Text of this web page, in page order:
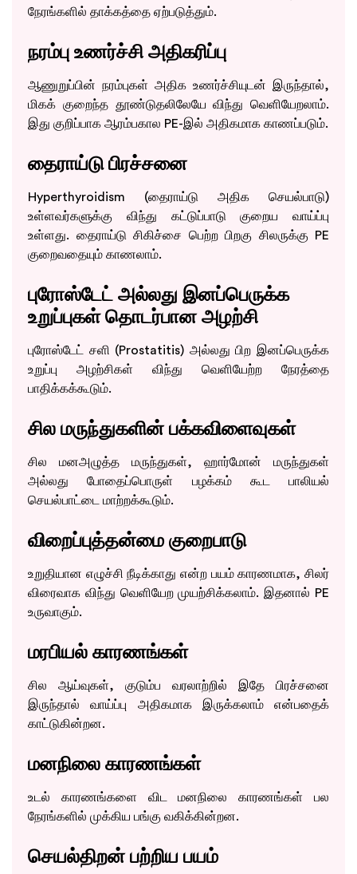
நேரங்களில் தாக்கத்தை ஏற்படுத்தும்.
நரம்பு உணர்ச்சி அதிகரிப்பு
ஆணுறுப்பின் நரம்புகள் அதிக உணர்ச்சியுடன் இருந்தால்,
மிகக் குறைந்த தூண்டுதலிலேயே விந்து வெளியேறலாம்.
இது குறிப்பாக ஆரம்பகால PE-இல் அதிகமாக காணப்படும்.
தைராய்டு பிரச்சனை
Hyperthyroidism (தைராய்டு அதிக செயல்பாடு)
உள்ளவர்களுக்கு விந்து கட்டுப்பாடு குறைய வாய்ப்பு
உள்ளது. தைராய்டு சிகிச்சை பெற்ற பிறகு சிலருக்கு PE
குறைவதையும் காணலாம்.
புரோஸ்டேட் அல்லது இனப்பெருக்க
உறுப்புகள் தொடர்பான அழற்சி
புரோஸ்டேட் சளி (Prostatitis) அல்லது பிற இனப்பெருக்க
உறுப்பு அழற்சிகள் விந்து வெளியேற்ற நேரத்தை
பாதிக்கக்கூடும்.
சில மருந்துகளின் பக்கவிளைவுகள்
சில மனஅழுத்த மருந்துகள், ஹார்மோன் மருந்துகள்
அல்லது போதைப்பொருள் பழக்கம் கூட பாலியல்
செயல்பாட்டை மாற்றக்கூடும்.
விறைப்புத்தன்மை குறைபாடு
உறுதியான எழுச்சி நீடிக்காது என்ற பயம் காரணமாக, சிலர்
விரைவாக விந்து வெளியேற முயற்சிக்கலாம். இதனால் PE
உருவாகும்.
மரபியல் காரணங்கள்
சில ஆய்வுகள், குடும்ப வரலாற்றில் இதே பிரச்சனை
இருந்தால் வாய்ப்பு அதிகமாக இருக்கலாம் என்பதைக்
காட்டுகின்றன.
மனநிலை காரணங்கள்
உடல் காரணங்களை விட மனநிலை காரணங்கள் பல
நேரங்களில் முக்கிய பங்கு வகிக்கின்றன.
செயல்திறன் பற்றிய பயம்
Book Appointment
By clicking "Book Appointment", you agree to ourPrivacy Policyand
T&C
Get Zero Interest EMI Options*